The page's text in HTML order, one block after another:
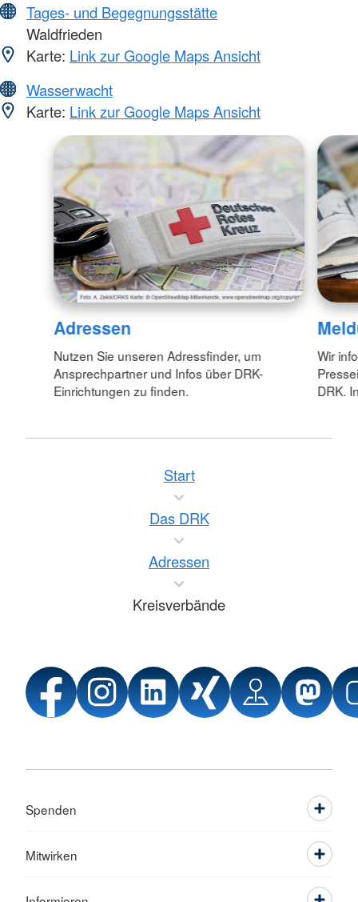
Tages- und Begegnungsstätte
Waldfrieden
Karte: Link zur Google Maps Ansicht
Wasserwacht
Karte: Link zur Google Maps Ansicht
Adressen
Nutzen Sie unseren Adressfinder, um
Ansprechpartner und Infos über DRK-
Einrichtungen zu finden.
Wir
DRK.
Start
Das DRK
Adressen
Kreisverbände
Spenden
Mitwirken